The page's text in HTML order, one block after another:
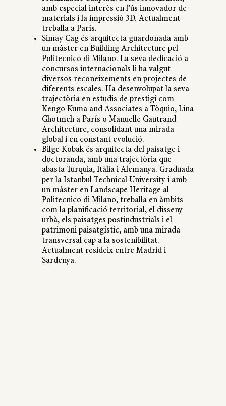
amb especial interès en l’ús innovador de
materials i la impressió 3D. Actualment
treballa a París.
Simay Cag és arquitecta guardonada amb
un màster en Building Architecture pel
Politecnico di Milano. La seva dedicació a
concursos internacionals li ha valgut
diversos reconeixements en projectes de
diferents escales. Ha desenvolupat la seva
trajectòria en estudis de prestigi com
Kengo Kuma and Associates a Tòquio, Lina
Ghotmeh a París o Manuelle Gautrand
Architecture, consolidant una mirada
global i en constant evolució.
Bilge Kobak és arquitecta del paisatge i
doctoranda, amb una trajectòria que
abasta Turquia, Itàlia i Alemanya. Graduada
per la Istanbul Technical University i amb
un màster en Landscape Heritage al
Politecnico di Milano, treballa en àmbits
com la planificació territorial, el disseny
urbà, els paisatges postindustrials i el
patrimoni paisatgístic, amb una mirada
transversal cap a la sostenibilitat.
Actualment resideix entre Madrid i
Sardenya.